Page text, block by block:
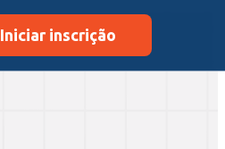
Iniciar inscrição